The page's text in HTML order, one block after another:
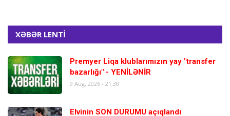
XƏBƏR LENTİ
Premyer Liqa klublarımızın yay "transfer
bazarlığı" - YENİLƏNİR
9 Aug, 2026 - 21:30
Elvinin SON DURUMU açıqlandı